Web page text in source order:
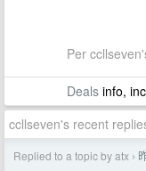
Per
Dealsinfo,
ccllseven's recent
Replied to a topic by atx ›